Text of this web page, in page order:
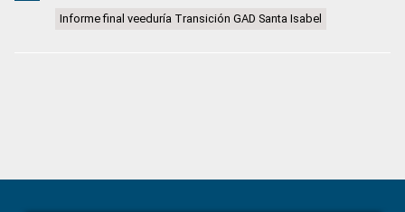
Informe final veeduría Transición GAD Santa Isabel